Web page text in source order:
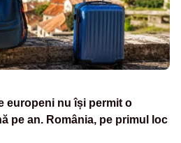
europeni nu își permit o
pe an. România, pe primul loc